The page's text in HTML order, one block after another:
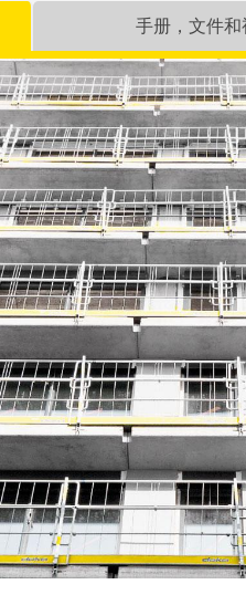
手册，文件和